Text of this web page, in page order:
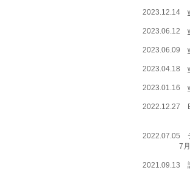
​2023.12.14
2023.06.12
2023.06.09
2023.04.18
2023.01.16
2022.12.27
2022.07.05
7月23日4
2021.09.13